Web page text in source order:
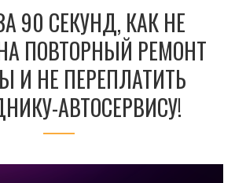
90 СЕКУНД, КАК НЕ
ПОВТОРНЫЙ РЕМОНТ
И НЕ ПЕРЕПЛАТИТЬ
АВТОСЕРВИСУ!